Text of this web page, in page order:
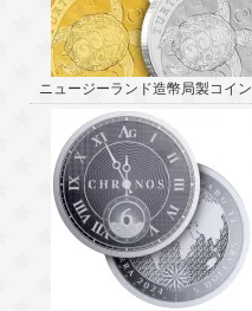
ニュージーランド造幣局製コイン